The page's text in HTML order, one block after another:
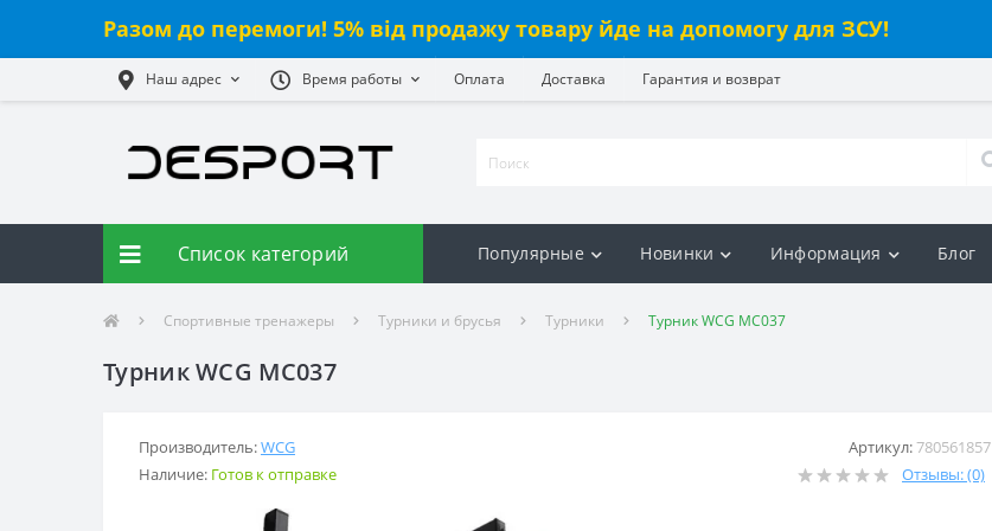
Разом до перемоги! 5% від продажу товару йде на допомогу для ЗСУ!
Наш адрес Время работы Оплата Доставка Гарантия и возврат
Список категорий Популярные Новинки Информация Блог
Спортивные тренажеры Турники и брусья Турники Турник WCG MC037
Турник WCG MC037
Производитель:WCG Артикул:780561857
Наличие: Готов к отправке Отзывы: (0)